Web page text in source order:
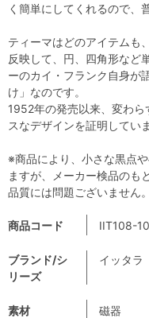
商品コード IIT108-
ブランド/シ
リーズ
イッタラ
素材 磁器
く簡単にしてくれるので、
ティーマはどのアイテムも
反映して、円、四角形など
ーのカイ・フランク自身が
け」なのです。
1952年の発売以来、変わ
スなデザインを証明していま
※商品により、小さな黒点
ますが、メーカー検品のも
品質には問題ございません。